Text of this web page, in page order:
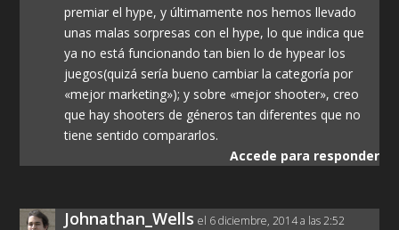
premiar el hype, y últimamente nos hemos llevado
unas malas sorpresas con el hype, lo que indica que
ya no está funcionando tan bien lo de hypear los
juegos(quizá sería bueno cambiar la categoría por
«mejor marketing»); y sobre «mejor shooter», creo
que hay shooters de géneros tan diferentes que no
tiene sentido compararlos.
Accede para responder
Johnathan_Wells el 6 diciembre, 2014 a las 2:52